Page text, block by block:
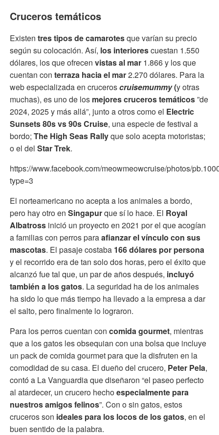
Cruceros temáticos
Existen tres tipos de camarotesque varían su precio
según su colocación. Así, los interiorescuestan 1.550
dólares, los que ofrecen vistas al mar 1.866 y los que
cuentan con terraza hacia el mar2.270 dólares. Para la
web especializada en cruceroscruisemummy(y otras
muchas), es uno de los mejores cruceros temáticos”de
2024, 2025 y más allá”, junto a otros como el Electric
Sunsets 80s vs 90s Cruise, una especie de festival a
bordo; The High Seas Rallyque solo acepta motoristas;
o el del Star Trek.
https://www.facebook.com/meowmeowcruise/photos/
type=3
El norteamericano no acepta a los animales a bordo,
pero hay otro en Singapurque sí lo hace. El Royal
Albatross inició un proyecto en 2021 por el que acogían
a familias con perros paraafianzar el vínculo con sus
mascotas. El pasaje costaba 166 dólares por persona
y el recorrido era de tan solo dos horas, pero el éxito que
alcanzó fue tal que, un par de años después, incluyó
también a los gatos. La seguridad ha de los animales
ha sido lo que más tiempo ha llevado a la empresa a dar
el salto, pero finalmente lo lograron.
Para los perros cuentan con comida gourmet, mientras
que a los gatos les obsequian con una bolsa que incluye
un pack de comida gourmet para que la disfruten en la
comodidad de su casa. El dueño del crucero, Peter Pela,
contó a La Vanguardia que diseñaron “el paseo perfecto
al atardecer, un crucero hechoespecialmente para
nuestros amigos felinos”. Con o sin gatos, estos
cruceros son ideales para los locos de los gatos, en el
buen sentido de la palabra.